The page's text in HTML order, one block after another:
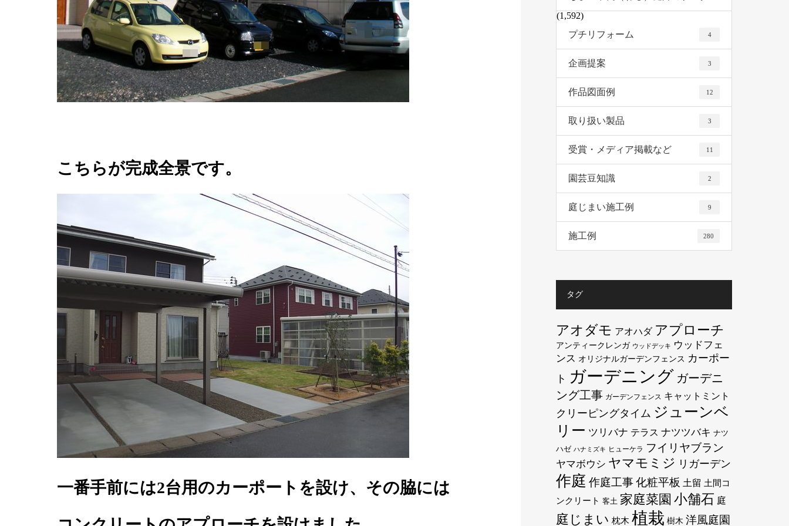
こちらが完成全景です。
一番手前には2台用のカーポートを設け、その脇には
(1,592)
プチリフォーム
4
企画提案 3
作品図面例 12
取り扱い製品 3
受賞・メディア掲載など 11
園芸豆知識 2
庭じまい施工例 9
施工例 280
タグ
アオダモ アオハダ アプローチ
アンティークレンガ ウッドデッキ ウッドフェ
ンス オリジナルガーデンフェンス カーポー
ト ガーデニング ガーデニ
ング工事 ガーデンフェンス キャットミント
クリーピングタイム ジューンベ
リー ツリバナ テラス ナツツバキ ナツ
ハゼ ハナミズキ ヒューケラ フイリヤブラン
ヤマボウシ ヤマモミジ リガーデン
作庭 作庭工事化粧平板 土留 土間コ
ンクリート 客土 家庭菜園 小舗石 庭
庭じまい 枕木 植栽 樹木 洋風庭園